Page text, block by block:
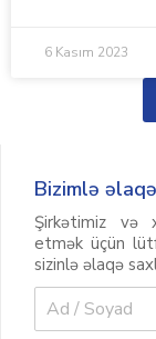
6 Kasım 2023
Bizimlə
Şirkətimiz və
etmək üçün
sizinlə əlaqə